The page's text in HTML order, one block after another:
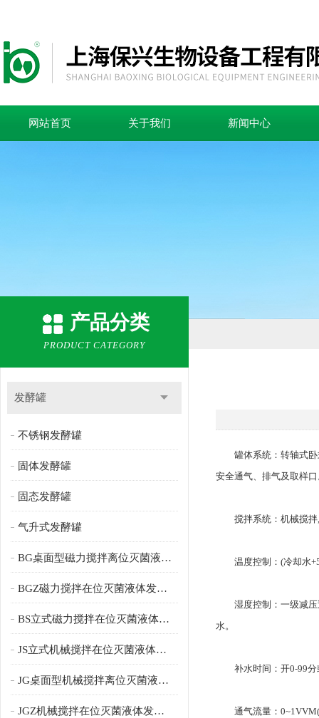
网站首页 关于我们 新闻中心
产品分类
PRODUCT CATEGORY
发酵罐
不锈钢发酵罐
固体发酵罐
固态发酵罐
气升式发酵罐
BG桌面型磁力搅拌离位灭菌液体发酵罐
BGZ磁力搅拌在位灭菌液体发酵罐
BS立式磁力搅拌在位灭菌液体发酵罐
JS立式机械搅拌在位灭菌液体发酵罐
JG桌面型机械搅拌离位灭菌液体发酵罐
JGZ机械搅拌在位灭菌液体发酵罐
罐体系统：转轴式卧式
安全通气、排气及取样
搅拌系统：机械搅拌,
温度控制：(冷却水
湿度控制：一级减压
水。
补水时间：开0-99分
通气流量：0~1VVM(